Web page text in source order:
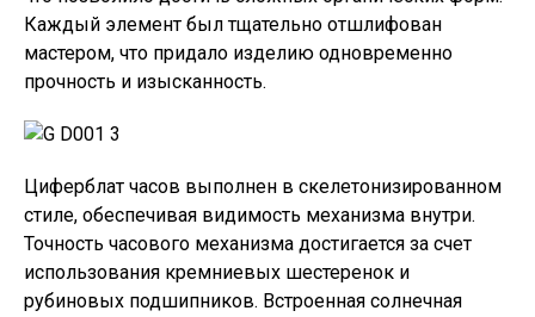
Каждый элемент был тщательно отшлифован
мастером, что придало изделию одновременно
прочность и изысканность.
Циферблат часов выполнен в скелетонизированном
стиле, обеспечивая видимость механизма внутри.
Точность часового механизма достигается за счет
использования кремниевых шестеренок и
рубиновых подшипников. Встроенная солнечная